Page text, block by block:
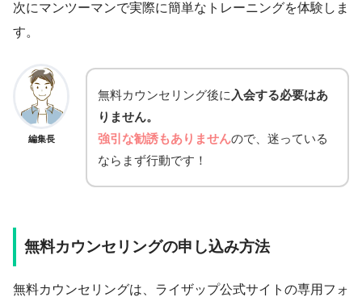
次にマンツーマンで実際に簡単なトレーニングを体験しま
す。
編集長
無料カウンセリング後に入会する必要はあ
りません。
強引な勧誘もありませんので、迷っている
ならまず行動です！
無料カウンセリングの申し込み方法
無料カウンセリングは、ライザップ公式サイトの専用フォ